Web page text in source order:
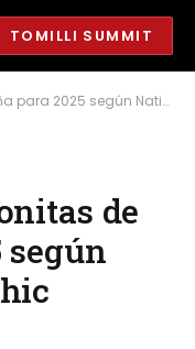
TOMILLI SUMMIT
según National Geographic
de
según